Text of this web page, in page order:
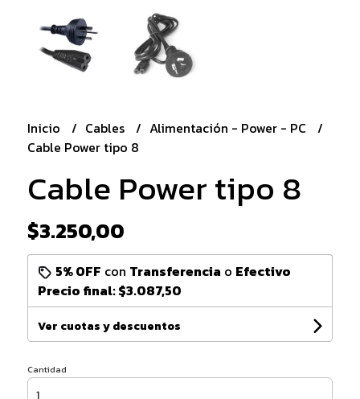
Inicio Cables
Alimentación - Power - PC
Cable Power tipo 8
Cable Power tipo 8
$3.250,00
5% OFF con Transferencia o Efectivo
Precio final:$3.087,50
Ver cuotas y descuentos
Cantidad